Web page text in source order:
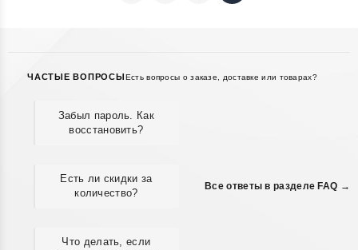
ЧАСТЫЕ ВОПРОСЫ Есть вопросы о заказе, доставке или товарах?
Забыл пароль. Как
восстановить?
Есть ли скидки за
количество?
Что делать, если
Все ответы в разделе FAQ →